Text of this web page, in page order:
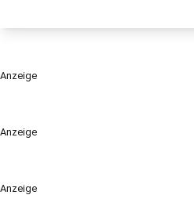
Anzeige
Anzeige
Anzeige